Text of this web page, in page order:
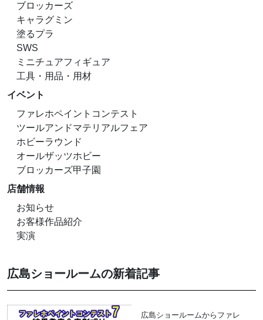
ブロッカーズ
キャラグミン
塗るプラ
SWS
ミニチュアフィギュア
工具・用品・用材
イベント
ファレホペイントコンテスト
ツールアンドマテリアルフェア
ホビーラウンド
オールザッツホビー
ブロッカーズ甲子園
店舗情報
お知らせ
お客様作品紹介
実演
広島ショールームの新着記事
広島ショールームからファレ